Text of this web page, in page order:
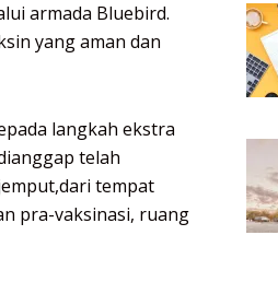
armada Bluebird.
yang aman dan
langkah ekstra
telah
tempat
pra-vaksinasi, ruang